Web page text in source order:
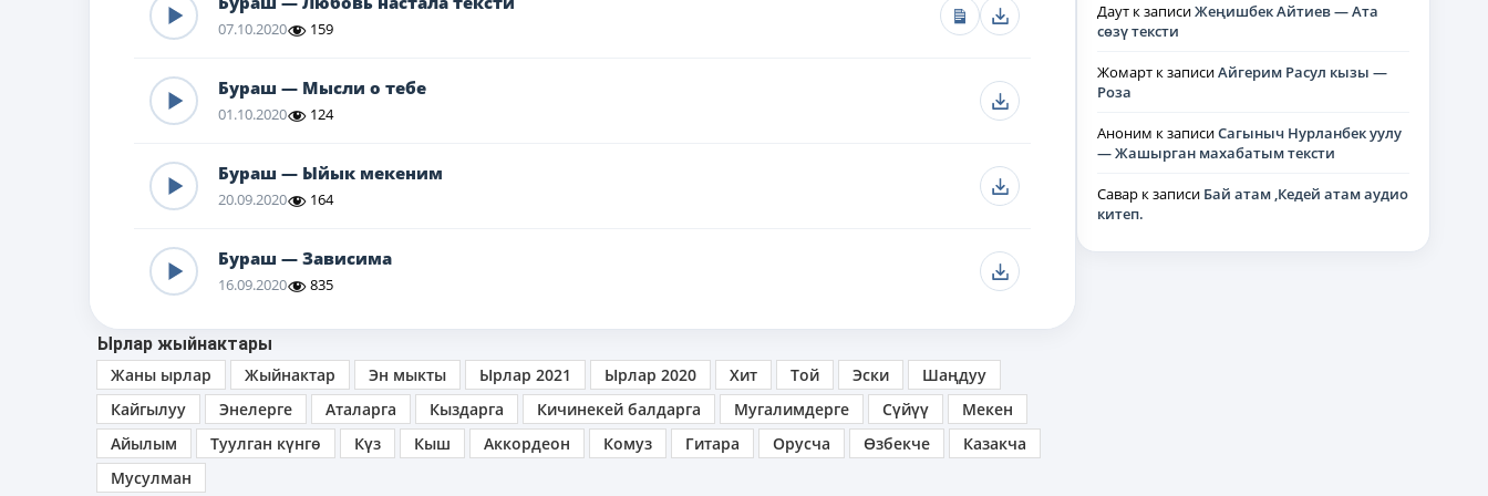
Даут к записиЖеңишбек Айтиев — Ата
сөзү тексти
Жомарт к записиАйгерим Расул кызы —
Роза
Аноним к записиСагыныч Нурланбек уулу
— Жашырган махабатым тексти
Савар к записи Бай атам ,Кедей атам аудио
китеп.
07.10.2020 159
Бураш — Мысли о тебе
01.10.2020 124
Бураш — Ыйык мекеним
20.09.2020 164
Бураш — Зависима
16.09.2020 835
Ырлар жыйнактары
Жаны ырлар
Жыйнактар Эн мыкты Ырлар 2021 Ырлар 2020 Хит Той Эски
Шаңдуу
Кайгылуу
Энелерге Аталарга Кыздарга Кичинекей балдарга Мугалимдерге Сүйүү
Мекен
Айылым
Туулган күнгө Күз Кыш Аккордеон Комуз Гитара Орусча Өзбекче
Казакча
Мусулман